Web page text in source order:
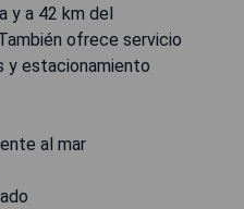
y a 42 km del
ofrece servicio
y estacionamiento
al mar